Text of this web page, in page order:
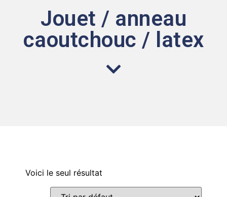
Jouet / anneau
caoutchouc / latex
Voici le seul résultat